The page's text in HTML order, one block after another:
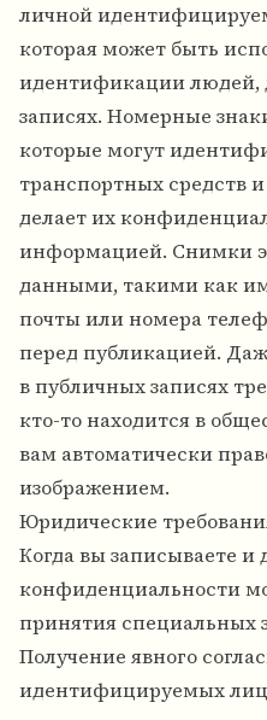
личной
которая может быть
идентификации людей,
записях. Номерные
которые могут
транспортных средств
делает их
информацией. Снимки
данными, такими как
почты или номера
перед публикацией.
в публичных записях
кто-то находится в
вам автоматически
изображением.
Юридические
Когда вы записываете и
конфиденциальности
принятия специальных
Получение явного
идентифицируемых